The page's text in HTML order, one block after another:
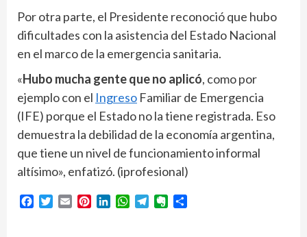
Por otra parte, el Presidente reconoció que hubo
dificultades con la asistencia del Estado Nacional
en el marco de la emergencia sanitaria.
«Hubo mucha gente que no aplicó, como por
ejemplo con el Ingreso Familiar de Emergencia
(IFE) porque el Estado no la tiene registrada. Eso
demuestra la debilidad de la economía argentina,
que tiene un nivel de funcionamiento informal
altísimo», enfatizó. (iprofesional)
Facebook
Twitter
Email PinterestLinkedInWhatsApp
TelegramEvernote